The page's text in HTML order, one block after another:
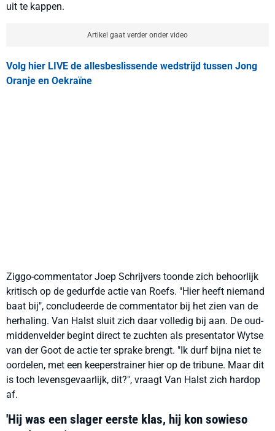
uit te kappen.
Artikel gaat verder onder video
Volg hier LIVE de allesbeslissende wedstrijd tussen Jong
Oranje en Oekraïne
Ziggo-commentator Joep Schrijvers toonde zich behoorlijk
kritisch op de gedurfde actie van Roefs. "Hier heeft niemand
baat bij", concludeerde de commentator bij het zien van de
herhaling. Van Halst sluit zich daar volledig bij aan. De oud-
middenvelder begint direct te zuchten als presentator Wytse
van der Goot de actie ter sprake brengt. "Ik durf bijna niet te
oordelen, met een keeperstrainer hier op de tribune. Maar dit
is toch levensgevaarlijk, dit?", vraagt Van Halst zich hardop
af.
'Hij was een slager eerste klas, hij kon sowieso